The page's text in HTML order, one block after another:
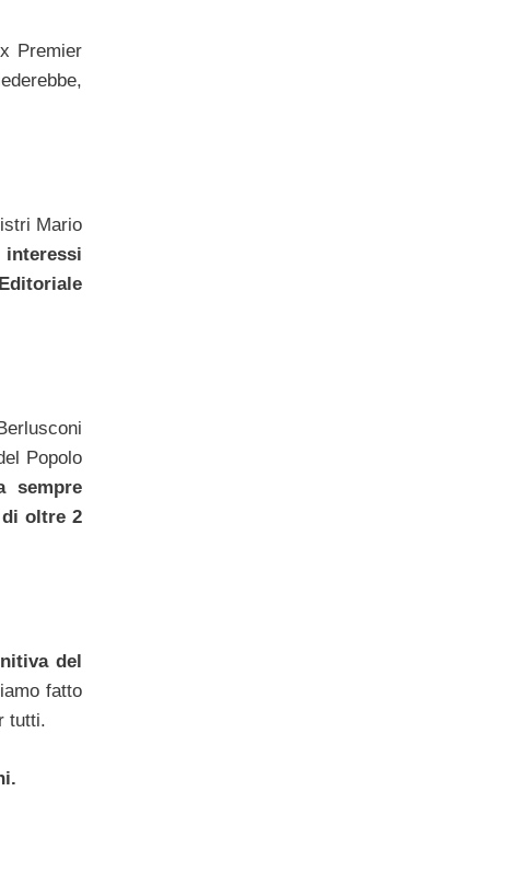
Premier
Mario
Popolo
sempre
di oltre 2
del
fatto
tutti.